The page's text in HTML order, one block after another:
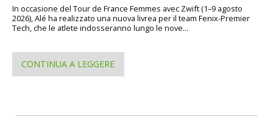
In occasione del Tour de France Femmes avec Zwift (1–9 agosto
2026), Alé ha realizzato una nuova livrea per il team Fenix-Premier
Tech, che le atlete indosseranno lungo le nove...
CONTINUA A LEGGERE